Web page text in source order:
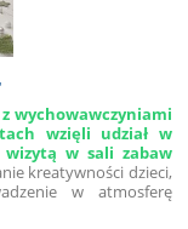
wychowawczyniami
wzięli udział w
wizytą w sali zabaw
kreatywności dzieci,
w atmosferę